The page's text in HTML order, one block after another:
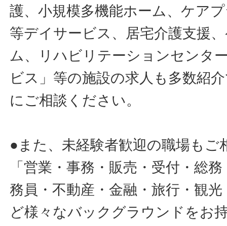
護、小規模多機能ホーム、ケア
等デイサービス、居宅介護支援
ム、リハビリテーションセンタ
ビス」等の施設の求人も多数紹
にご相談ください。
●また、未経験者歓迎の職場もご
「営業・事務・販売・受付・総
務員・不動産・金融・旅行・観
ど様々なバックグラウンドをお